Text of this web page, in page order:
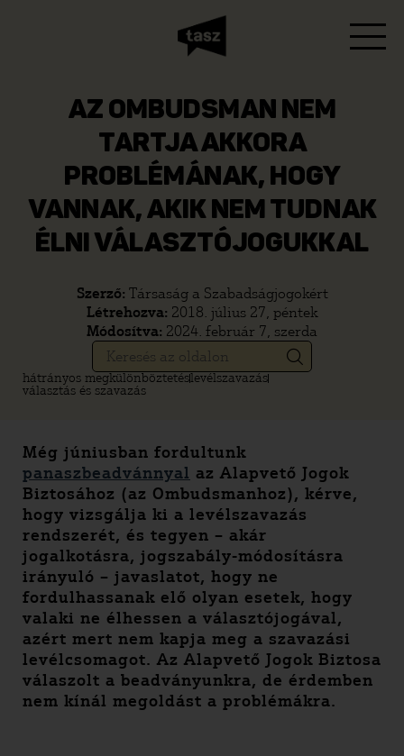
AZ OMBUDSMAN NEM
TARTJA AKKORA
PROBLÉMÁNAK, HOGY
VANNAK, AKIK NEM TUDNAK
ÉLNI VÁLASZTÓJOGUKKAL
Szerző: Társaság a Szabadságjogokért
Létrehozva: 2018. július 27, péntek
Módosítva: 2024. február 7, szerda
hátrányos megkülönböztetéslevélszavazás
választás és szavazás
Még júniusban fordultunk
panaszbeadvánnyal az Alapvető Jogok
Biztosához (az Ombudsmanhoz), kérve,
hogy vizsgálja ki a levélszavazás
rendszerét, és tegyen – akár
jogalkotásra, jogszabály-módosításra
irányuló – javaslatot, hogy ne
fordulhassanak elő olyan esetek, hogy
valaki ne élhessen a választójogával,
azért mert nem kapja meg a szavazási
levélcsomagot. Az Alapvető Jogok Biztosa
válaszolt a beadványunkra, de érdemben
nem kínál megoldást a problémákra.